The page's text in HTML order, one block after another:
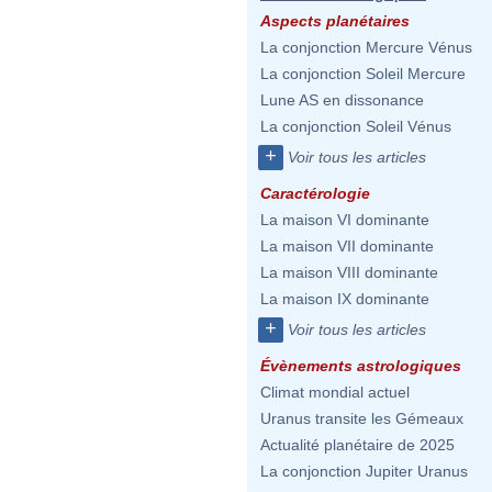
Aspects planétaires
La conjonction Mercure Vénus
La conjonction Soleil Mercure
Lune AS en dissonance
La conjonction Soleil Vénus
+ Voir tous les articles
Caractérologie
La maison VI dominante
La maison VII dominante
La maison VIII dominante
La maison IX dominante
+ Voir tous les articles
Évènements astrologiques
Climat mondial actuel
Uranus transite les Gémeaux
Actualité planétaire de 2025
La conjonction Jupiter Uranus